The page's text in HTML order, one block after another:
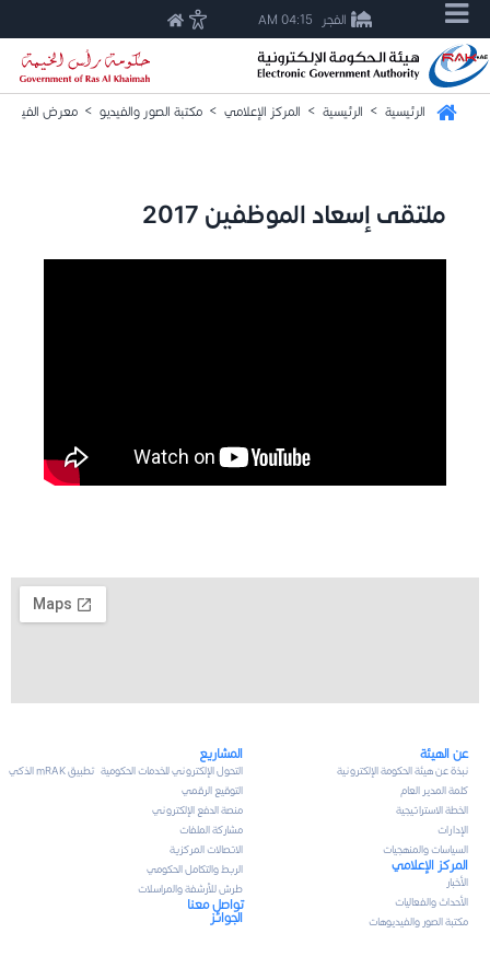
الفجر 04:15 AM
الرئيسية > الرئيسية > المركز الإعلامي > مكتبة الصور والفيديو > معرض الفيديو
ملتقى إسعاد الموظفين 2017
عن الهيئة
نبذة عن هيئة الحكومة الإلكترونية
كلمة المدير العام
الخطة الاستراتيجية
الإدارات
السياسات والمنهجيات
المركز الإعلامي
الأخبار
الأحداث والفعاليات
مكتبة الصور والفيديوهات
المشاريع
التحول الإلكتروني للخدمات الحكومية تطبيق mRAK الذكي
التوقيع الرقمي
منصة الدفع الإلكتروني
مشاركة الملفات
الاتصالات المركزية
الربط والتكامل الحكومي
طرش للأرشفة والمراسلات
تواصل معنا
الجوائز